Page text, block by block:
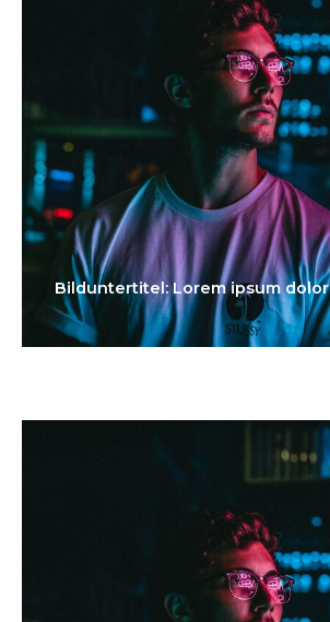
Bilduntertitel: Lorem ipsum dolor